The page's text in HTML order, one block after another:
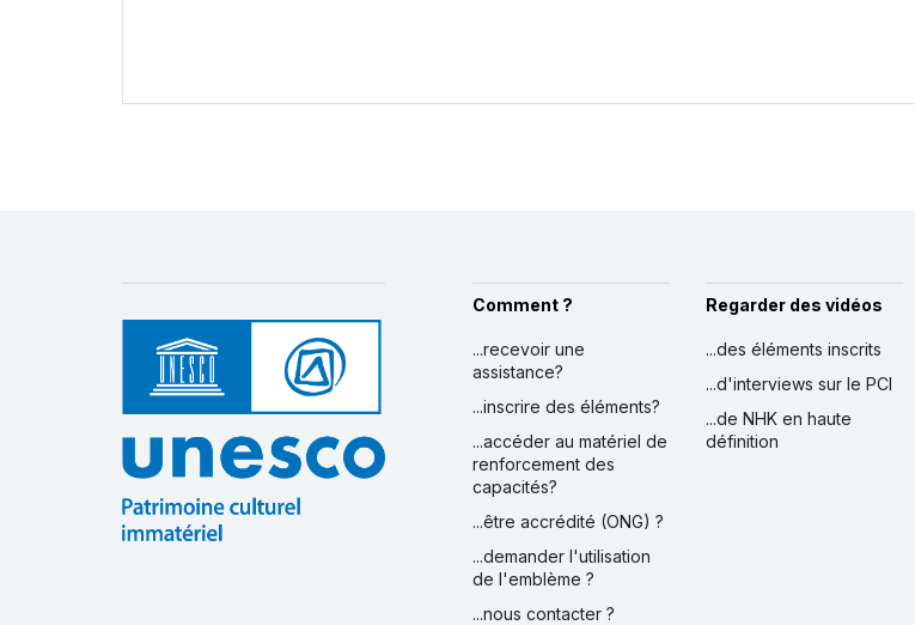
Comment ?
...recevoir une
assistance?
...inscrire des éléments?
...accéder au matériel de
renforcement des
capacités?
...être accrédité (ONG) ?
...demander l'utilisation
de l'emblème ?
...nous contacter ?
Regarder des vidéos
...des éléments inscrits
...d'interviews sur le PCI
...de NHK en haute
définition